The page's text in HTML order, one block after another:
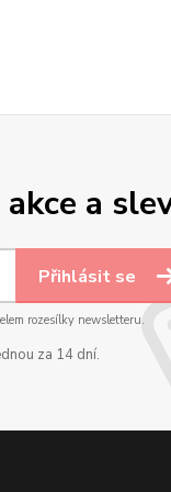
a
Přihlásit se
rozesílky newsletteru.
za 14 dní.